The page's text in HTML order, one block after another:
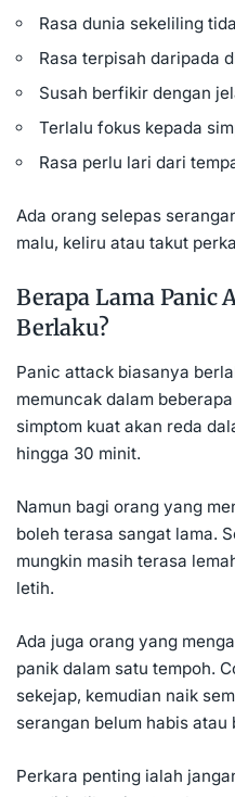
Rasa dunia sekeliling
Rasa terpisah daripada
Susah berfikir dengan
Terlalu fokus kepada
Rasa perlu lari dari
Ada orang selepas
malu, keliru atau takut
Berapa Lama Panic
Berlaku?
Panic attack biasanya
memuncak dalam
simptom kuat akan reda
hingga 30 minit.
Namun bagi orang yang
boleh terasa sangat lama.
mungkin masih terasa
letih.
Ada juga orang yang
panik dalam satu tempoh.
sekejap, kemudian naik
serangan belum habis
Perkara penting ialah